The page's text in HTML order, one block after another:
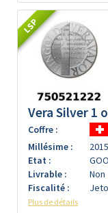
LSP
Vera Silver 1
Coffre :
Millésime :
2015
Etat :
Livrable :
Non
Fiscalité :
Plus de détails